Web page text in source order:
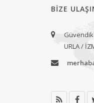
BIZE
URLA /